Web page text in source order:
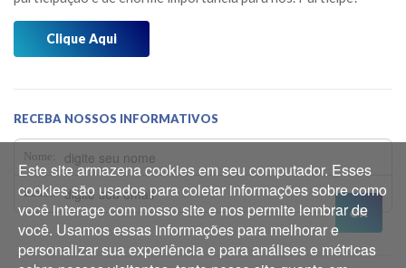
Mensagens do Projeto Água
Oficina dos 5Rs
Os Caminhos da Água
Os Pássaros que Vivem Aqui
Prêmios
Janeiro 2026
Dezembro 2025
Outubro 2025
Setembro 2025
Agosto 2025
Julho 2025
Junho 2025
Clique Aqui
RECEBA NOSSOS INFORMATIVOS
Nome:
Email:
Este site armazena cookies em seu computador. Esses
cookies são usados para coletar informações sobre como
você interage com nosso site e nos permite lembrar de
você. Usamos essas informações para melhorar e
personalizar sua experiência e para análises e métricas